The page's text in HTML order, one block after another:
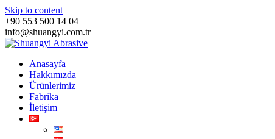
Skip to content
+90 553 500 14 04
info@shuangyi.com.tr
Anasayfa
Hakkımızda
Ürünlerimiz
Fabrika
İletişim